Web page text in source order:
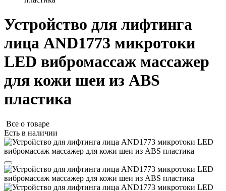
Устройство для лифтинга
лица AND1773 микротоки
LED вибромассаж массажер
для кожи шеи из ABS
пластика
Все о товаре
Есть в наличии